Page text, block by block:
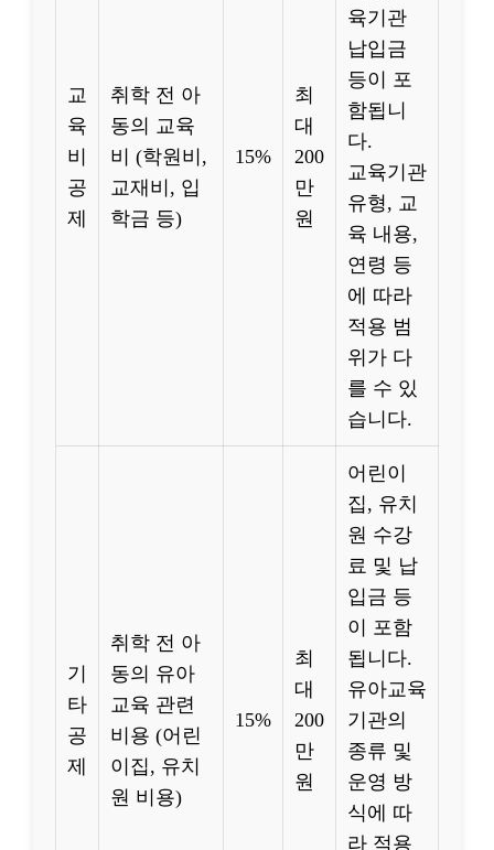
교
육
비
공
제
취학 전 아
동의 교육
비 (학원비,
교재비, 입
학금 등)
15%
최
대
200
만
원
육기관
납입금
등이 포
함됩니
다.
교육기관
유형, 교
육 내용,
연령 등
에 따라
적용 범
위가 다
를 수 있
습니다.
기
타
공
제
취학 전 아
동의 유아
교육 관련
비용 (어린
이집, 유치
원 비용)
15%
최
대
200
만
원
어린이
집, 유치
원 수강
료 및 납
입금 등
이 포함
됩니다.
유아교육
기관의
종류 및
운영 방
식에 따
라 적용